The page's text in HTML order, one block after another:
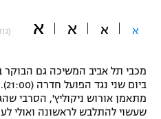
משתתפים וזוכים בפרסים
תקנון משתתפים וזוכים
טניס
אופניים
כדורמים
א א א א
מכבי תל אביב המשיכה גם
מתאמן אורוש ניקוליץ', הסרבי
שעשוי להתלבש לראשונה ואולי